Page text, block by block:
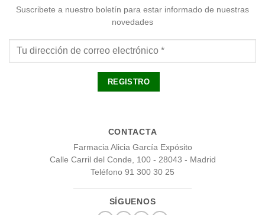
Suscribete a nuestro boletín para estar informado de nuestras
novedades
CONTACTA
Farmacia Alicia García Expósito
Calle Carril del Conde, 100 - 28043 - Madrid
Teléfono 91 300 30 25
SÍGUENOS